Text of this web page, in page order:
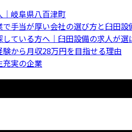
｜岐阜県八百津町
手当が厚い会社の選び方と臼田設
ている方へ｜臼田設備の求人が選
から月収28万円を目指せる理由
充実の企業